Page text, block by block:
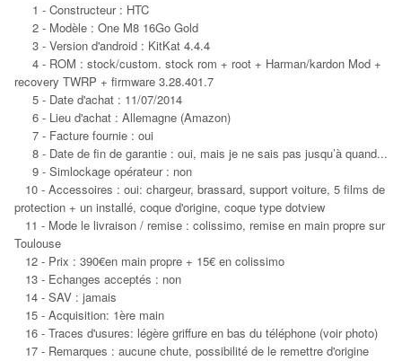
1 - Constructeur : HTC
2 - Modèle : One M8 16Go Gold
3 - Version d'android : KitKat 4.4.4
4 - ROM : stock/custom. stock rom + root + Harman/kardon Mod +
recovery TWRP + firmware 3.28.401.7
5 - Date d'achat : 11/07/2014
6 - Lieu d'achat : Allemagne (Amazon)
7 - Facture fournie : oui
8 - Date de fin de garantie : oui, mais je ne sais pas jusqu’à quand...
9 - Simlockage opérateur : non
10 - Accessoires : oui: chargeur, brassard, support voiture, 5 films de
protection + un installé, coque d'origine, coque type dotview
11 - Mode le livraison / remise : colissimo, remise en main propre sur
Toulouse
12 - Prix : 390€en main propre + 15€ en colissimo
13 - Echanges acceptés : non
14 - SAV : jamais
15 - Acquisition: 1ère main
16 - Traces d'usures: légère griffure en bas du téléphone (voir photo)
17 - Remarques : aucune chute, possibilité de le remettre d'origine